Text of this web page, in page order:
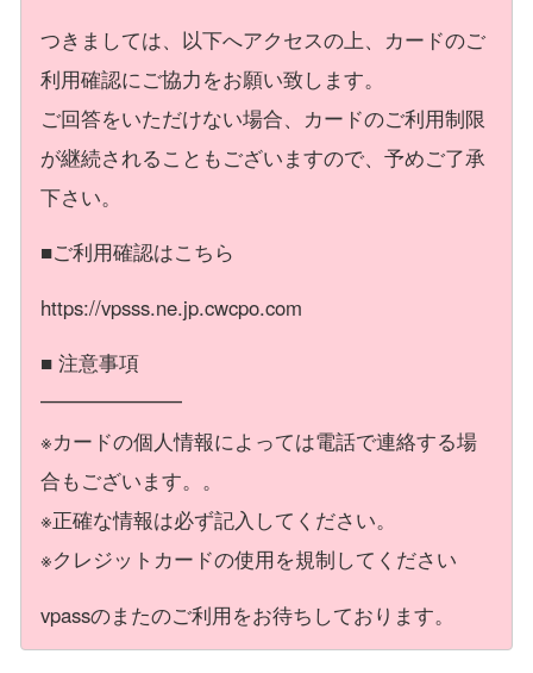
つきましては、以下へアクセスの上、カードのご
利用確認にご協力をお願い致します。
ご回答をいただけない場合、カードのご利用制限
が継続されることもございますので、予めご了承
下さい。
■ご利用確認はこちら
https://vpsss.ne.jp.cwcpo.com
■ 注意事項
━━━━━━━
※カードの個人情報によっては電話で連絡する場
合もございます。。
※正確な情報は必ず記入してください。
※クレジットカードの使用を規制してください
vpassのまたのご利用をお待ちしております。